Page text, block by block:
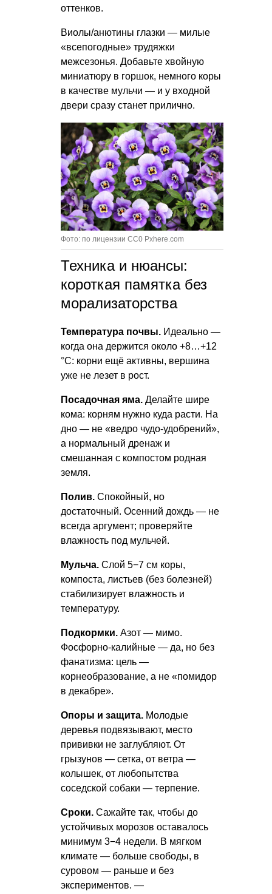
оттенков.
Виолы/анютины глазки — милые
«всепогодные» трудяжки
межсезонья. Добавьте хвойную
миниатюру в горшок, немного коры
в качестве мульчи — и у входной
двери сразу станет прилично.
Фото: по лицензии CC0 Pxhere.com
Техника и нюансы:
короткая памятка без
морализаторства
Температура почвы. Идеально —
когда она держится около +8…+12
°C: корни ещё активны, вершина
уже не лезет в рост.
Посадочная яма. Делайте шире
кома: корням нужно куда расти. На
дно — не «ведро чудо-удобрений»,
а нормальный дренаж и
смешанная с компостом родная
земля.
Полив. Спокойный, но
достаточный. Осенний дождь — не
всегда аргумент; проверяйте
влажность под мульчей.
Мульча. Слой 5−7 см коры,
компоста, листьев (без болезней)
стабилизирует влажность и
температуру.
Подкормки. Азот — мимо.
Фосфорно-калийные — да, но без
фанатизма: цель —
корнеобразование, а не «помидор
в декабре».
Опоры и защита. Молодые
деревья подвязывают, место
прививки не заглубляют. От
грызунов — сетка, от ветра —
колышек, от любопытства
соседской собаки — терпение.
Сроки. Сажайте так, чтобы до
устойчивых морозов оставалось
минимум 3−4 недели. В мягком
климате — больше свободы, в
суровом — раньше и без
экспериментов. —